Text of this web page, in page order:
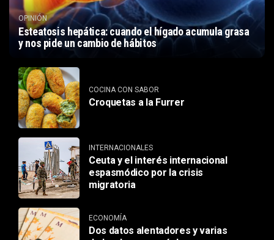
OPINIÓN
Esteatosis hepática: cuando el hígado acumula grasa
y nos pide un cambio de hábitos
COCINA CON SABOR
Croquetas a la Furrer
INTERNACIONALES
Ceuta y el interés internacional
espasmódico por la crisis
migratoria
ECONOMÍA
Dos datos alentadores y varias